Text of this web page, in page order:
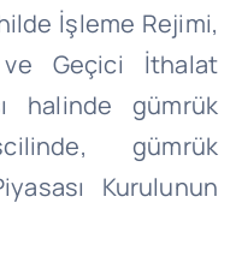
İşleme Rejimi,
Geçici İthalat
halinde gümrük
gümrük
Kurulunun